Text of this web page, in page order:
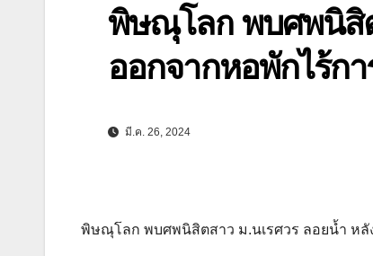
พิษณุโลก พบศพนิสิ
ออกจากหอพักไร้ก
มี.ค. 26, 2024
พิษณุโลก พบศพนิสิตสาว ม.นเรศวร ลอยน้ำ ห